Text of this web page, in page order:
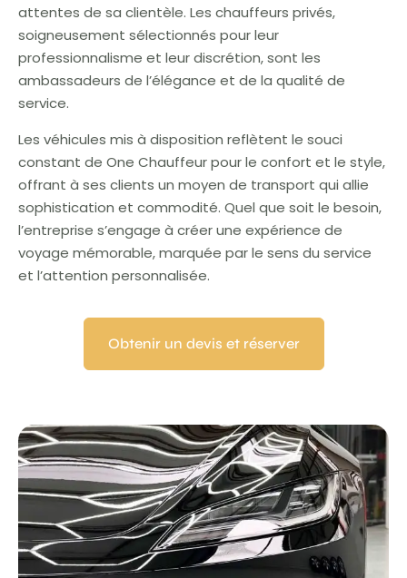
attentes de sa clientèle. Les chauffeurs privés,
soigneusement sélectionnés pour leur
professionnalisme et leur discrétion, sont les
ambassadeurs de l’élégance et de la qualité de
service.
Les véhicules mis à disposition reflètent le souci
constant de One Chauffeur pour le confort et le style,
offrant à ses clients un moyen de transport qui allie
sophistication et commodité. Quel que soit le besoin,
l’entreprise s’engage à créer une expérience de
voyage mémorable, marquée par le sens du service
et l’attention personnalisée.
Obtenir un devis et réserver